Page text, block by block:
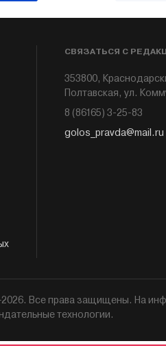
СВЯЗАТЬСЯ С
353800,
Полтавская, ул.
8 (86165) 3-25-83
golos_pravda@mail.ru
Все права защищены. На
технологии.